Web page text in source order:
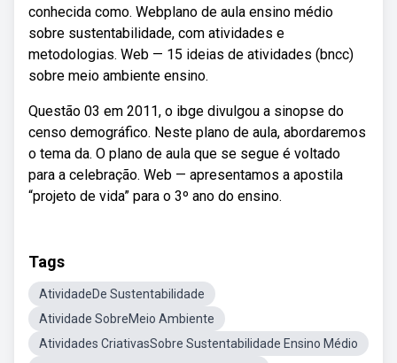
conhecida como. Webplano de aula ensino médio
sobre sustentabilidade, com atividades e
metodologias. Web — 15 ideias de atividades (bncc)
sobre meio ambiente ensino.
Questão 03 em 2011, o ibge divulgou a sinopse do
censo demográfico. Neste plano de aula, abordaremos
o tema da. O plano de aula que se segue é voltado
para a celebração. Web — apresentamos a apostila
“projeto de vida” para o 3º ano do ensino.
Tags
AtividadeDe Sustentabilidade
Atividade SobreMeio Ambiente
Atividades CriativasSobre Sustentabilidade Ensino Médio